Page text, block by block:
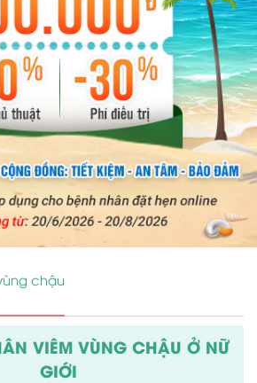
chậu
VIÊM VÙNG CHẬU Ở NỮ
GIỚI